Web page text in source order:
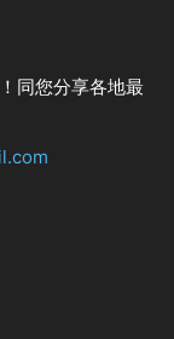
同您分享各地最